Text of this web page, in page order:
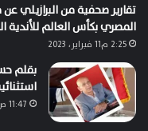
تقارير صحفية من البرازيلي
المصري بكأس العالم للأندية
2:25 م11 فبراير، 2023
بقلم
11:47 ص13 يناير، 2026